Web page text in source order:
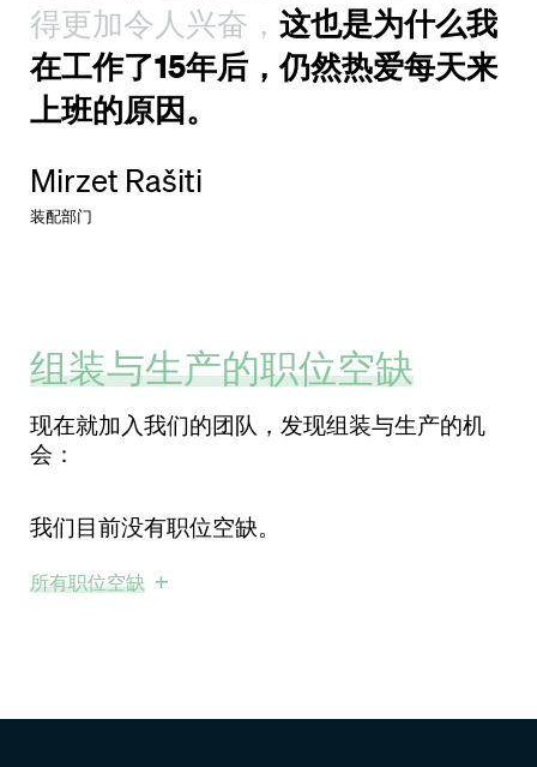
得更加令人兴奋， 这也是为什么我
在工作了15年后，仍然热爱每天来
上班的原因。
Mirzet Rašiti
装配部门
组装与生产的职位空缺
现在就加入我们的团队，发现组装与生产的机
会：
我们目前没有职位空缺。
所有职位空缺